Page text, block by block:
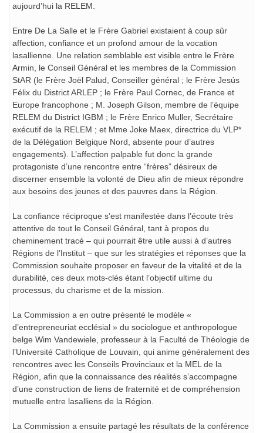
aujourd’hui la RELEM.
Entre De La Salle et le Frère Gabriel existaient à coup sûr
affection, confiance et un profond amour de la vocation
lasallienne. Une relation semblable est visible entre le Frère
Armin, le Conseil Général et les membres de la Commission
StAR (le Frère Joël Palud, Conseiller général ; le Frère Jesús
Félix du District ARLEP ; le Frère Paul Cornec, de France et
Europe francophone ; M. Joseph Gilson, membre de l’équipe
RELEM du District IGBM ; le Frère Enrico Muller, Secrétaire
exécutif de la RELEM ; et Mme Joke Maex, directrice du VLP*
de la Délégation Belgique Nord, absente pour d’autres
engagements). L’affection palpable fut donc la grande
protagoniste d’une rencontre entre “frères” désireux de
discerner ensemble la volonté de Dieu afin de mieux répondre
aux besoins des jeunes et des pauvres dans la Région.
La confiance réciproque s’est manifestée dans l’écoute très
attentive de tout le Conseil Général, tant à propos du
cheminement tracé – qui pourrait être utile aussi à d’autres
Régions de l’Institut – que sur les stratégies et réponses que la
Commission souhaite proposer en faveur de la vitalité et de la
durabilité, ces deux mots-clés étant l’objectif ultime du
processus, du charisme et de la mission.
La Commission a en outre présenté le modèle «
d’entrepreneuriat ecclésial » du sociologue et anthropologue
belge Wim Vandewiele, professeur à la Faculté de Théologie de
l’Université Catholique de Louvain, qui anime généralement des
rencontres avec les Conseils Provinciaux et la MEL de la
Région, afin que la connaissance des réalités s’accompagne
d’une construction de liens de fraternité et de compréhension
mutuelle entre lasalliens de la Région.
La Commission a ensuite partagé les résultats de la conférence